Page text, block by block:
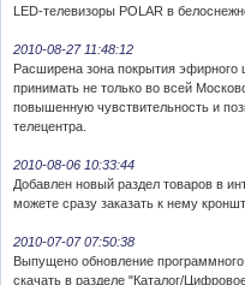
LED-телевизоры POLAR в
2010-08-27 11:48:12
Расширена зона покрытия эфирного
принимать не только во всей
повышенную чувствительность и
телецентра.
2010-08-06 10:33:44
Добавлен новый раздел товаров в
можете сразу заказать к нему
2010-07-07 07:50:38
Выпущено обновление
скачать в разделе "Каталог/